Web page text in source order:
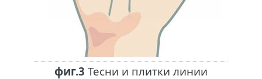
фиг.3 Тесни и плитки линии